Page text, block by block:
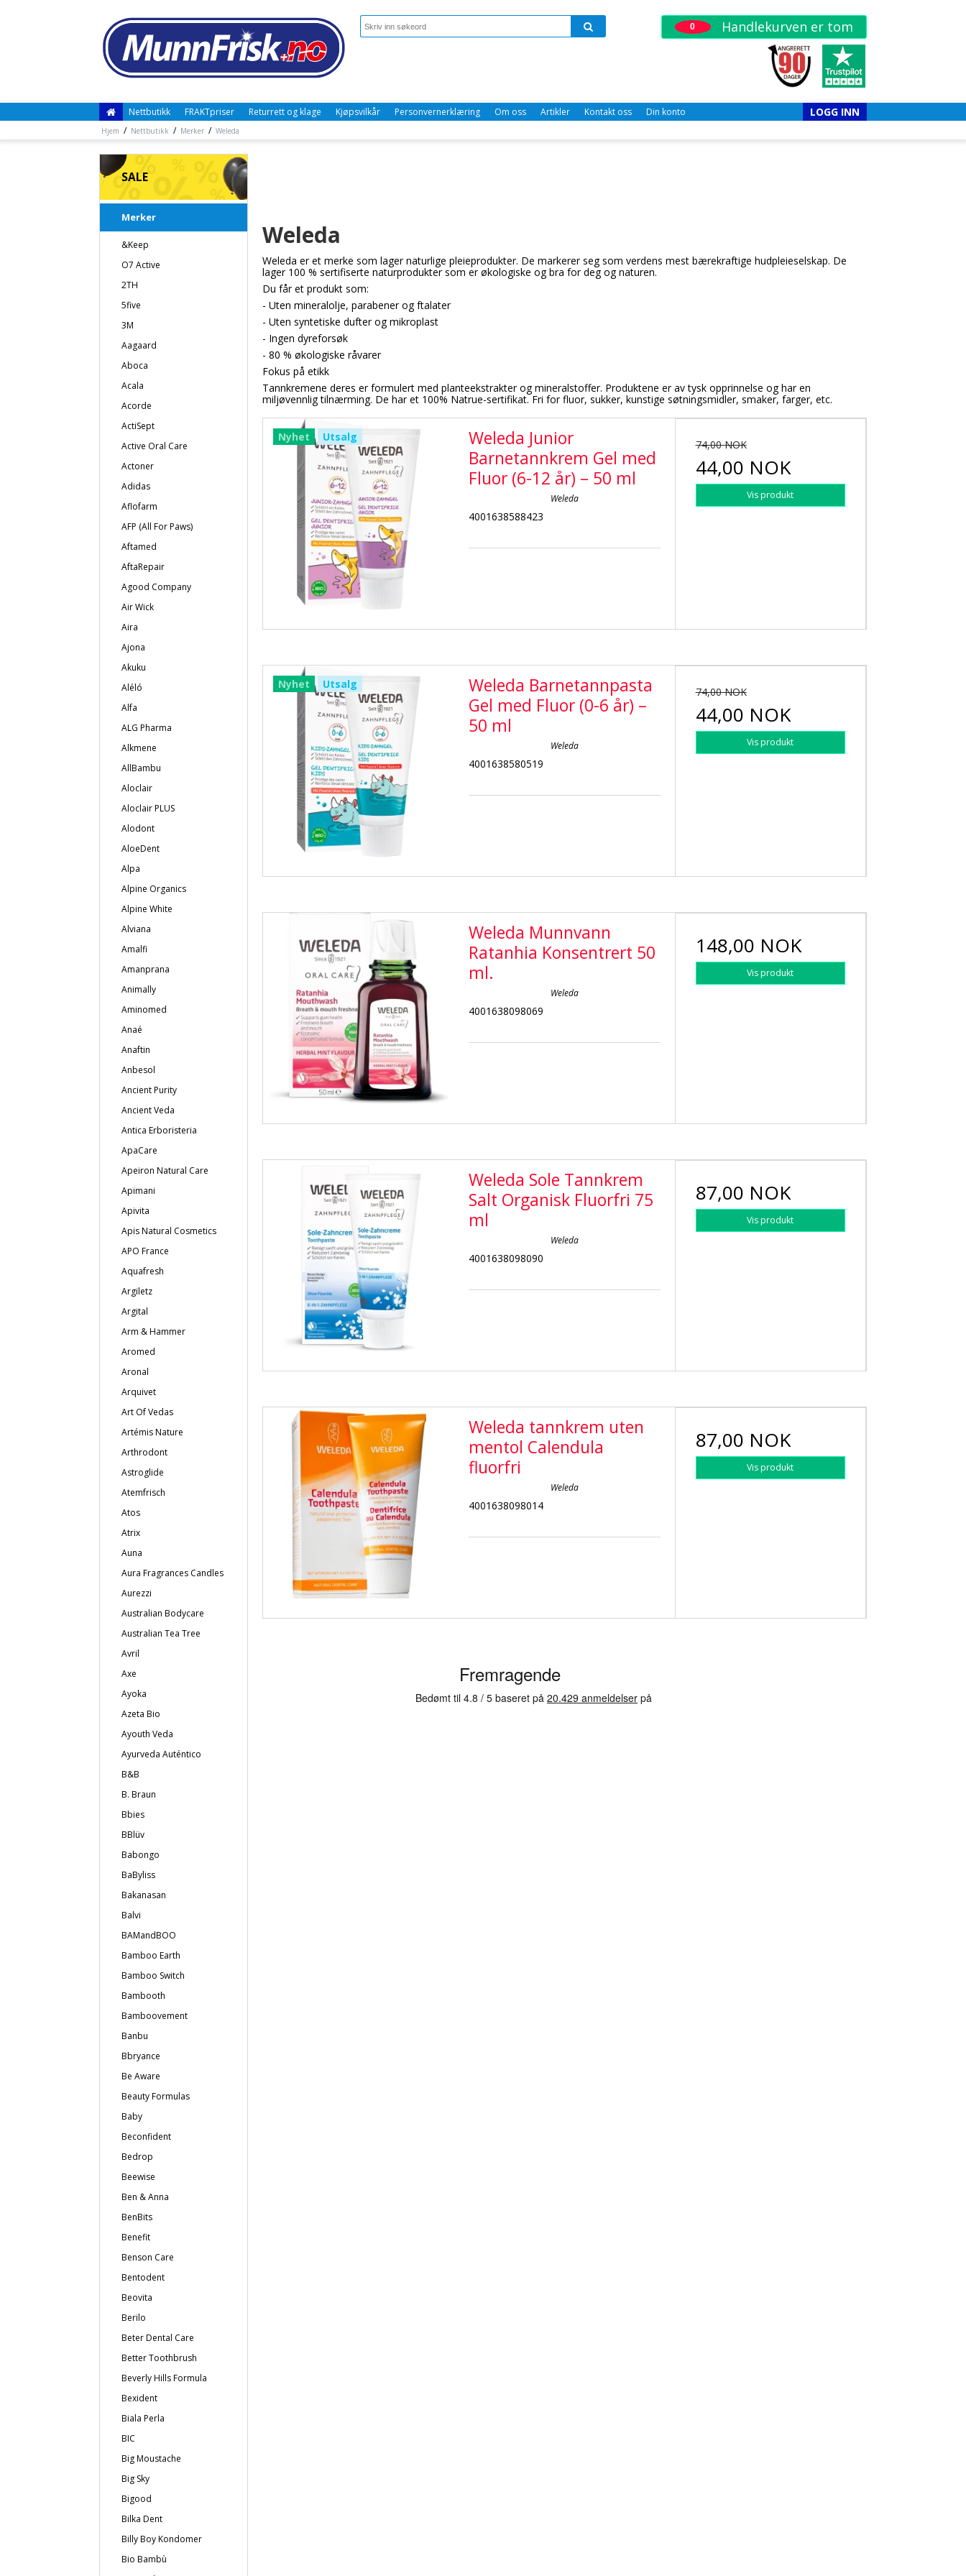
0 Handlekurven er tom
Nettbutikk FRAKTpriser Returrett og klage Kjøpsvilkår Personvernerklæring Om oss Artikler Kontakt oss Din konto LOGG INN
Hjem / Nettbutikk / Merker / Weleda
SALE
Merker
&Keep
O7 Active
2TH
5five
3M
Aagaard
Aboca
Acala
Acorde
ActiSept
Active Oral Care
Actoner
Adidas
Aflofarm
AFP (All For Paws)
Aftamed
AftaRepair
Agood Company
Air Wick
Aira
Ajona
Akuku
Aléló
Alfa
ALG Pharma
Alkmene
AllBambu
Aloclair
Aloclair PLUS
Alodont
AloeDent
Alpa
Alpine Organics
Alpine White
Alviana
Amalfi
Amanprana
Animally
Aminomed
Anaé
Anaftin
Anbesol
Ancient Purity
Ancient Veda
Antica Erboristeria
ApaCare
Apeiron Natural Care
Apimani
Apivita
Apis Natural Cosmetics
APO France
Aquafresh
Argiletz
Argital
Arm & Hammer
Aromed
Aronal
Arquivet
Art Of Vedas
Artémis Nature
Arthrodont
Astroglide
Atemfrisch
Atos
Atrix
Auna
Aura Fragrances Candles
Aurezzi
Australian Bodycare
Australian Tea Tree
Avril
Axe
Ayoka
Azeta Bio
Ayouth Veda
Ayurveda Auténtico
B&B
B. Braun
Bbies
BBlüv
Babongo
BaByliss
Bakanasan
Balvi
BAMandBOO
Bamboo Earth
Bamboo Switch
Bambooth
Bamboovement
Banbu
Bbryance
Be Aware
Beauty Formulas
Baby
Beconfident
Bedrop
Beewise
Ben & Anna
BenBits
Benefit
Benson Care
Bentodent
Beovita
Berilo
Beter Dental Care
Better Toothbrush
Beverly Hills Formula
Bexident
Biala Perla
BIC
Big Moustache
Big Sky
Bigood
Bilka Dent
Billy Boy Kondomer
Bio Bambù
Weleda
Weleda er et merke som lager naturlige pleieprodukter. De markerer seg som verdens mest bærekraftige hudpleieselskap. De
lager 100 % sertifiserte naturprodukter som er økologiske og bra for deg og naturen.
Du får et produkt som:
- Uten mineralolje, parabener og ftalater
- Uten syntetiske dufter og mikroplast
- Ingen dyreforsøk
- 80 % økologiske råvarer
Fokus på etikk
Tannkremene deres er formulert med planteekstrakter og mineralstoffer. Produktene er av tysk opprinnelse og har en
miljøvennlig tilnærming. De har et 100% Natrue-sertifikat. Fri for fluor, sukker, kunstige søtningsmidler, smaker, farger, etc.
Nyhet Utsalg
Weleda Junior
Barnetannkrem Gel med
Fluor (6-12 år) – 50 ml
Weleda
4001638588423
74,00 NOK
44,00 NOK
Vis produkt
Nyhet Utsalg
Weleda Barnetannpasta
Gel med Fluor (0-6 år) –
50 ml
Weleda
4001638580519
74,00 NOK
44,00 NOK
Vis produkt
Weleda Munnvann
Ratanhia Konsentrert 50
ml.
Weleda
4001638098069
148,00 NOK
Vis produkt
Weleda Sole Tannkrem
Salt Organisk Fluorfri 75
ml
Weleda
4001638098090
87,00 NOK
Vis produkt
Weleda tannkrem uten
mentol Calendula
fluorfri
Weleda
4001638098014
87,00 NOK
Vis produkt